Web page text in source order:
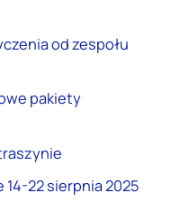
od zespołu
pakiety
22 sierpnia 2025